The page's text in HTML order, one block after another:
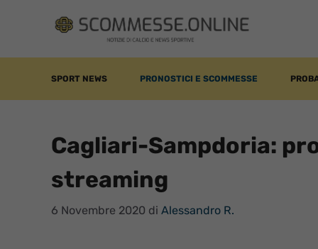
contenuto
SPORT NEWS PRONOSTICI E SCOMMESSE
Cagliari-Sampdoria:
streaming
6 Novembre 2020 di Alessandro R.